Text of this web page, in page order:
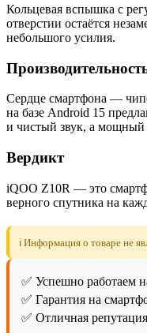
Кольцевая вспышка с
отверстии остаётся
небольшого усилия.
Сердце смартфона —
на базе Android 15
и чистый звук, а мощный
Вердикт
iQOO Z10R — это
верного спутника на
ℹ️ Информация о товаре не
✅ Успешно работаем
✅ Гарантия на
✅ Отличная